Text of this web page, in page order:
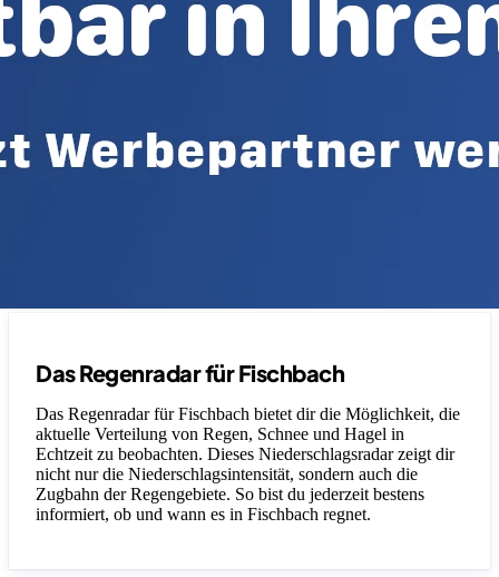
Das Regenradar für Fischbach
Das Regenradar für Fischbach bietet dir die Möglichkeit, die
aktuelle Verteilung von Regen, Schnee und Hagel in
Echtzeit zu beobachten. Dieses Niederschlagsradar zeigt dir
nicht nur die Niederschlagsintensität, sondern auch die
Zugbahn der Regengebiete. So bist du jederzeit bestens
informiert, ob und wann es in Fischbach regnet.